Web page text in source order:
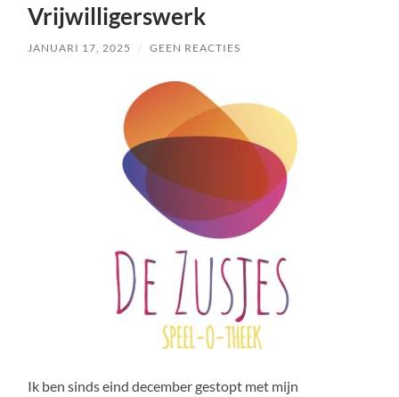
Vrijwilligerswerk
JANUARI 17, 2025 / GEEN REACTIES
Ik ben sinds eind december gestopt met mijn